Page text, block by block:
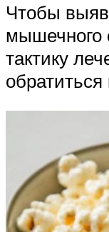
Чтобы
мышечного
тактику
обратиться